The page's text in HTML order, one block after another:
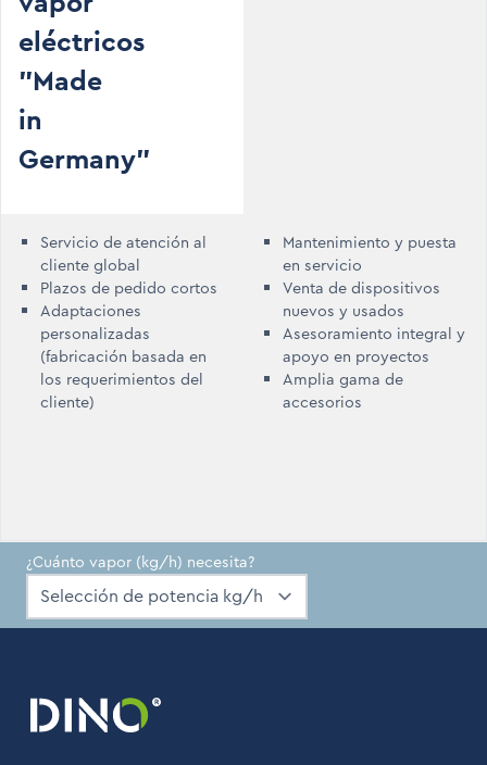
eléctricos
"Made
in
Germany"
Servicio de atención al
cliente global
Plazos de pedido cortos
Adaptaciones
personalizadas
(fabricación basada en
los requerimientos del
cliente)
Mantenimiento y puesta
en servicio
Venta de dispositivos
nuevos y usados
Asesoramiento integral y
apoyo en proyectos
Amplia gama de
accesorios
¿Cuánto vapor (kg/h) necesita?